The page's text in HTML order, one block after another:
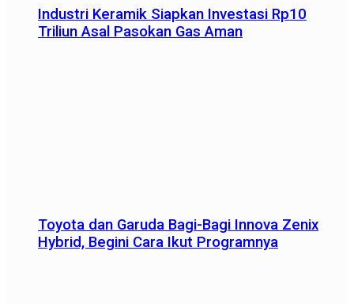
Industri Keramik Siapkan Investasi Rp10
Triliun Asal Pasokan Gas Aman
Toyota dan Garuda Bagi-Bagi Innova Zenix
Hybrid, Begini Cara Ikut Programnya